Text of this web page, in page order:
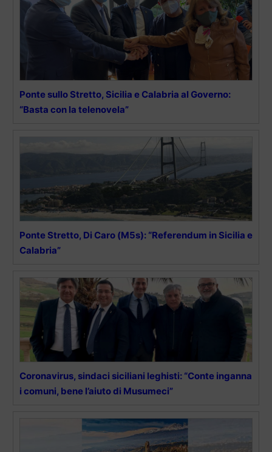
Ponte sullo Stretto, Sicilia e Calabria al Governo:
“Basta con la telenovela”
Ponte Stretto, Di Caro (M5s): “Referendum in Sicilia e
Calabria”
Coronavirus, sindaci siciliani leghisti: “Conte inganna
i comuni, bene l’aiuto di Musumeci”